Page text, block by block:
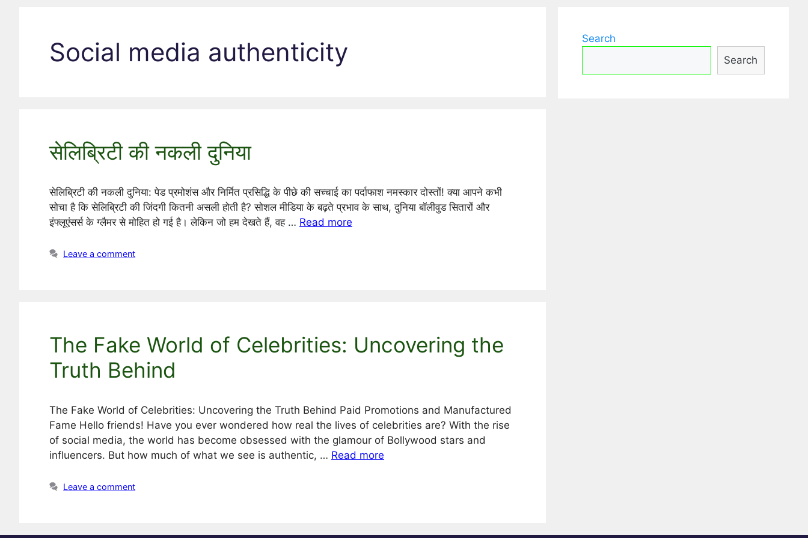
Social media authenticity
सेलिब्रिटी की नकली दुनिया
सेलिब्रिटी की नकली दुनिया: पेड प्रमोशंस और निर्मित प्रसिद्धि के पीछे की सच्चाई का पर्दाफाश नमस्कार दोस्तों! क्या आपने कभी
सोचा है कि सेलिब्रिटी की जिंदगी कितनी असली होती है? सोशल मीडिया के बढ़ते प्रभाव के साथ, दुनिया बॉलीवुड सितारों और
इंफ्लूएंसर्स के ग्लैमर से मोहित हो गई है। लेकिन जो हम देखते हैं, वह … Read more
Leave a comment
The Fake World of Celebrities: Uncovering the
Truth Behind
The Fake World of Celebrities: Uncovering the Truth Behind Paid Promotions and Manufactured
Fame Hello friends! Have you ever wondered how real the lives of celebrities are? With the rise
of social media, the world has become obsessed with the glamour of Bollywood stars and
influencers. But how much of what we see is authentic, … Read more
Leave a comment
Search
Search